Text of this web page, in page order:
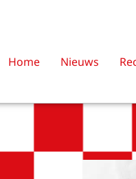
Home Nieuws